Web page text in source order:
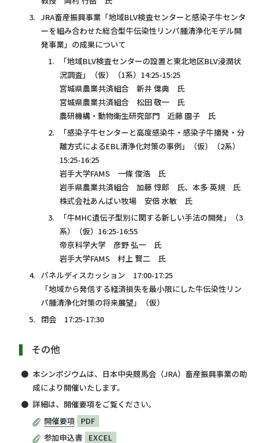
JRA畜産振興事業「地域BLV検査センターと感染子牛センタ
ーを組み合わせた総合型牛伝染性リンパ腫清浄化モデル開
発事業」の成果について
「地域BLV検査センターの設置と東北地区BLV浸潤状
況調査」（仮）（1系）14:25-15:25
宮城県農業共済組合 新井 偉典 氏
宮城県農業共済組合 松田 敬一 氏
農研機構・動物衛生研究部門 近藤 園子 氏
「感染子牛センターと高度感染牛・感染子牛摘発・分
離方式によるEBL清浄化対策の事例」（仮）（2系）
15:25-16:25
岩手大学FAMS 一條 俊浩 氏
岩手県農業共済組合 加藤 惇郎 氏、本多 英規 氏
株式会社あんばい牧場 安倍 水敏 氏
「牛MHC遺伝子型別に関する新しい手法の開発」（3
系）（仮）16:25-16:55
帝京科学大学 彦野 弘一 氏
岩手大学FAMS 村上 賢二 氏
パネルディスカッション 17:00-17:25
「地域から発信する経済損失を最小限にした牛伝染性リン
パ腫清浄化対策の将来展望」（仮）
閉会 17:25-17:30
その他
本シンポジウムは、日本中央競馬会（JRA）畜産振興事業の助
成により開催いたします。
詳細は、開催要項をご覧ください。
開催要項 PDF
参加申込書 EXCEL